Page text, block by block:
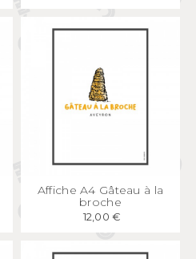
APERÇU RAPIDE
Affiche A4 Gâteau à la
broche
12,00 €